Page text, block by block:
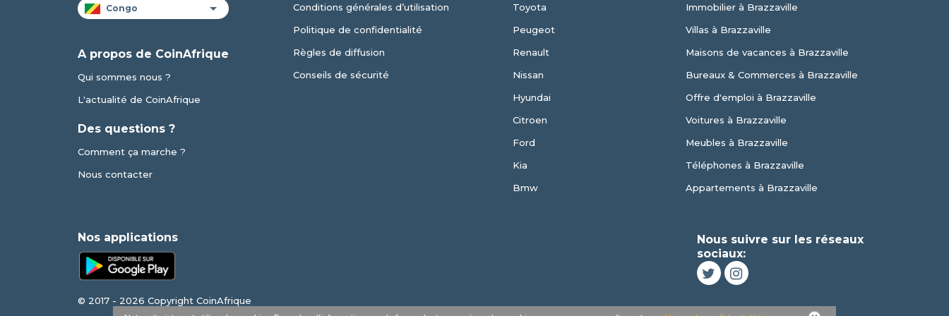
A propos de CoinAfrique
Qui sommes nous ?
L'actualité de CoinAfrique
Des questions ?
Comment ça marche ?
Nous contacter
Conditions générales d’utilisation
Politique de confidentialité
Règles de diffusion
Conseils de sécurité
Toyota
Peugeot
Renault
Nissan
Hyundai
Citroen
Ford
Kia
Bmw
Immobilier à Brazzaville
Villas à Brazzaville
Maisons de vacances à Brazzaville
Bureaux & Commerces à Brazzaville
Offre d'emploi à Brazzaville
Voitures à Brazzaville
Meubles à Brazzaville
Téléphones à Brazzaville
Appartements à Brazzaville
Nos applications
Nous suivre sur les réseaux
sociaux:
© 2017 - 2026 Copyright CoinAfrique